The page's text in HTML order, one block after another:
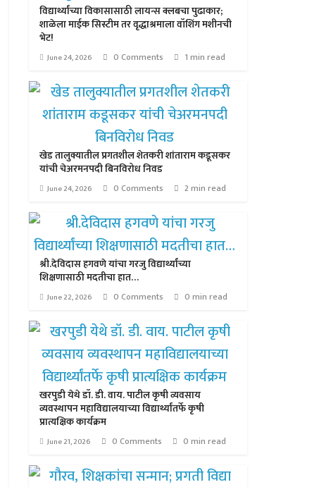
विद्यार्थ्यांच्या विकासासाठी लायन्स क्लबचा पुढाकार;
शाळेला माईक सिस्टीम तर वृद्धाश्रमाला वॉशिंग मशीनची
भेट!
June 24, 2026 0 Comments 1 min read
खेड तालुक्यातील प्रगतशील शेतकरी शांताराम कडूसकर
यांची चेअरमनपदी बिनविरोध निवड
June 24, 2026 0 Comments 2 min read
श्री.देविदास हगवणे यांचा गरजु विद्यार्थ्यांच्या
शिक्षणासाठी मदतीचा हात…
June 22, 2026 0 Comments 0 min read
खरपुडी येथे डॉ. डी. वाय. पाटील कृषी व्यवसाय
व्यवस्थापन महाविद्यालयाच्या विद्यार्थ्यांतर्फे कृषी
प्रात्यक्षिक कार्यक्रम
June 21, 2026 0 Comments 0 min read